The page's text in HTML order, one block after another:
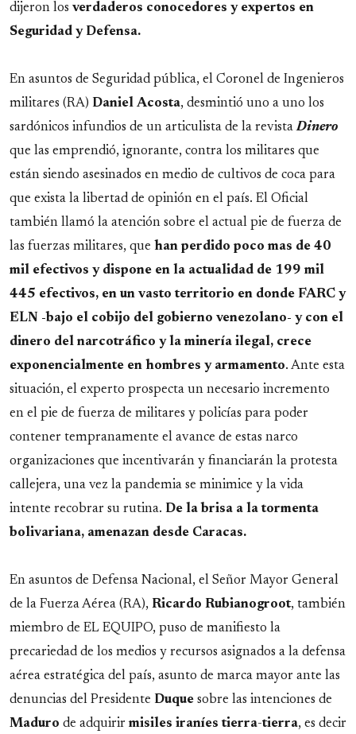
dijeron los verdaderos conocedores y expertos en
Seguridad y Defensa.
En asuntos de Seguridad pública, el Coronel de Ingenieros
militares (RA) Daniel Acosta, desmintió uno a uno los
sardónicos infundios de un articulista de la revistaDinero
que las emprendió, ignorante, contra los militares que
están siendo asesinados en medio de cultivos de coca para
que exista la libertad de opinión en el país. El Oficial
también llamó la atención sobre el actual pie de fuerza de
las fuerzas militares, que han perdido poco mas de 40
mil efectivos y dispone en la actualidad de 199 mil
445 efectivos, en un vasto territorio en donde FARC y
ELN -bajo el cobijo del gobierno venezolano- y con el
dinero del narcotráfico y la minería ilegal, crece
exponencialmente en hombres y armamento. Ante esta
situación, el experto prospecta un necesario incremento
en el pie de fuerza de militares y policías para poder
contener tempranamente el avance de estas narco
organizaciones que incentivarán y financiarán la protesta
callejera, una vez la pandemia se minimice y la vida
intente recobrar su rutina. De la brisa a la tormenta
bolivariana, amenazan desde Caracas.
En asuntos de Defensa Nacional, el Señor Mayor General
de la Fuerza Aérea (RA), Ricardo Rubianogroot, también
miembro de EL EQUIPO, puso de manifiesto la
precariedad de los medios y recursos asignados a la defensa
aérea estratégica del país, asunto de marca mayor ante las
denuncias del Presidente Duque sobre las intenciones de
Maduro de adquirir misiles iraníes tierra-tierra, es decir